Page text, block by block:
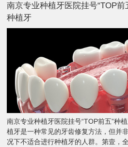
南京专业种植牙医院挂号“TOP
种植牙
南京专业种植牙医院挂号“TOP前五”种
植牙是一种常见的牙齿修复方法，但并
况下不适合进行种植牙的人群。第壹，全